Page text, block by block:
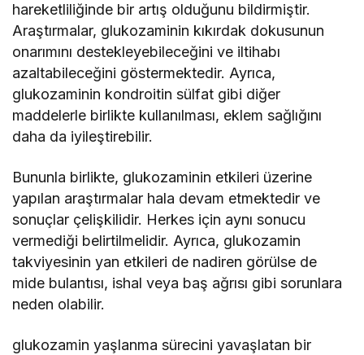
hareketliliğinde bir artış olduğunu bildirmiştir.
Araştırmalar, glukozaminin kıkırdak dokusunun
onarımını destekleyebileceğini ve iltihabı
azaltabileceğini göstermektedir. Ayrıca,
glukozaminin kondroitin sülfat gibi diğer
maddelerle birlikte kullanılması, eklem sağlığını
daha da iyileştirebilir.
Bununla birlikte, glukozaminin etkileri üzerine
yapılan araştırmalar hala devam etmektedir ve
sonuçlar çelişkilidir. Herkes için aynı sonucu
vermediği belirtilmelidir. Ayrıca, glukozamin
takviyesinin yan etkileri de nadiren görülse de
mide bulantısı, ishal veya baş ağrısı gibi sorunlara
neden olabilir.
glukozamin yaşlanma sürecini yavaşlatan bir